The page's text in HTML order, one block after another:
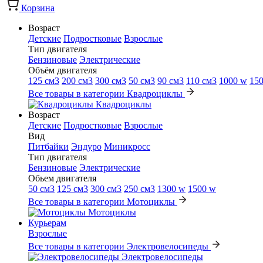
Корзина
Возраст
Детские Подростковые Взрослые
Тип двигателя
Бензиновые Электрические
Объём двигателя
125 см3 200 см3 300 см3 50 см3 90 см3 110 см3 1000 w
Все товары в категории Квадроциклы
Квадроциклы
Возраст
Детские Подростковые Взрослые
Вид
Питбайки Эндуро Миникросс
Тип двигателя
Бензиновые Электрические
Обьем двигателя
50 см3 125 см3 300 см3 250 см3 1300 w 1500 w
Все товары в категории Мотоциклы
Мотоциклы
Курьерам
Взрослые
Все товары в категории Электровелосипеды
Электровелосипеды